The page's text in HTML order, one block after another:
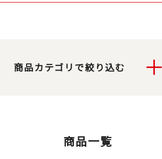
商品カテゴリで絞り込む
商品一覧